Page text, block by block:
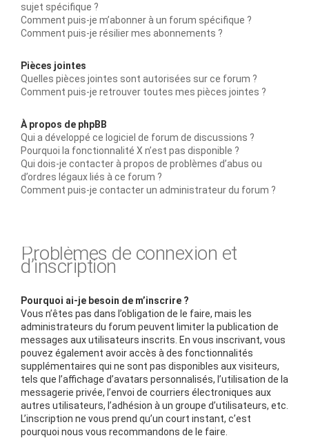
sujet spécifique ?
Comment puis-je m’abonner à un forum spécifique ?
Comment puis-je résilier mes abonnements ?
Pièces jointes
Quelles pièces jointes sont autorisées sur ce forum ?
Comment puis-je retrouver toutes mes pièces jointes ?
À propos de phpBB
Qui a développé ce logiciel de forum de discussions ?
Pourquoi la fonctionnalité X n’est pas disponible ?
Qui dois-je contacter à propos de problèmes d’abus ou
d’ordres légaux liés à ce forum ?
Comment puis-je contacter un administrateur du forum ?
Problèmes de connexion et
d’inscription
Pourquoi ai-je besoin de m’inscrire ?
Vous n’êtes pas dans l’obligation de le faire, mais les
administrateurs du forum peuvent limiter la publication de
messages aux utilisateurs inscrits. En vous inscrivant, vous
pouvez également avoir accès à des fonctionnalités
supplémentaires qui ne sont pas disponibles aux visiteurs,
tels que l’affichage d’avatars personnalisés, l’utilisation de la
messagerie privée, l’envoi de courriers électroniques aux
autres utilisateurs, l’adhésion à un groupe d’utilisateurs, etc.
L’inscription ne vous prend qu’un court instant, c’est
pourquoi nous vous recommandons de le faire.